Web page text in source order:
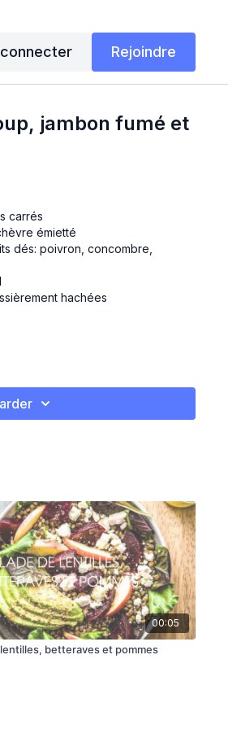
Rejoindre
jambon fumé et
carrés
émietté
dés: poivron, concombre,
hachées
00:05
betteraves et pommes